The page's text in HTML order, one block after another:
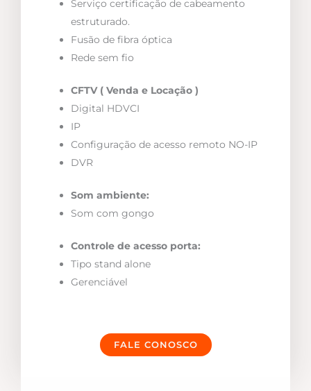
Serviço certificação de cabeamento
estruturado.
Fusão de fibra óptica
Rede sem fio
CFTV ( Venda e Locação )
Digital HDVCI
IP
Configuração de acesso remoto NO-IP
DVR
Som ambiente:
Som com gongo
Controle de acesso porta:
Tipo stand alone
Gerenciável
FALE CONOSCO